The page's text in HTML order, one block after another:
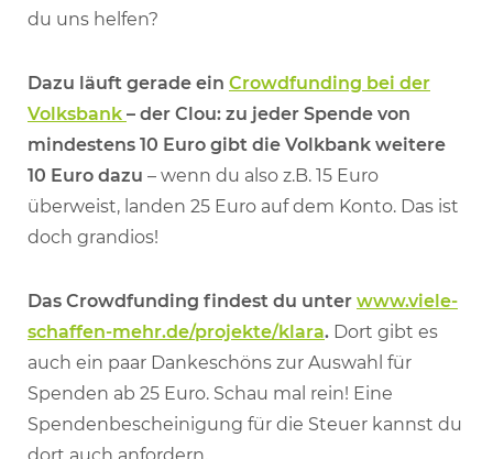
du uns helfen?
Dazu läuft gerade ein Crowdfunding bei der
Volksbank – der Clou: zu jeder Spende von
mindestens 10 Euro gibt die Volkbank weitere
10 Euro dazu – wenn du also z.B. 15 Euro
überweist, landen 25 Euro auf dem Konto. Das ist
doch grandios!
Das Crowdfunding findest du unter www.viele-
schaffen-mehr.de/projekte/klara. Dort gibt es
auch ein paar Dankeschöns zur Auswahl für
Spenden ab 25 Euro. Schau mal rein! Eine
Spendenbescheinigung für die Steuer kannst du